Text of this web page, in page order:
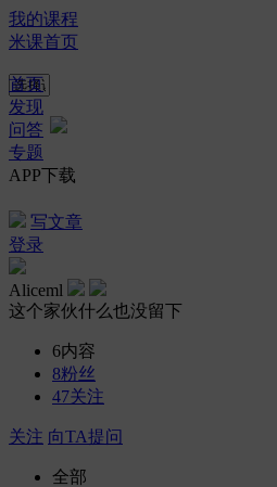
我的课程
米课首页
首页
发现
问答
专题
APP下载
写文章
登录
Aliceml
这个家伙什么也没留下
6内容
8粉丝
47关注
关注 向TA提问
全部